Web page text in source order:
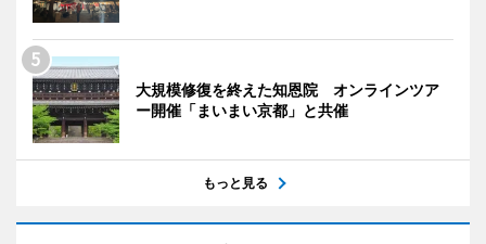
大規模修復を終えた知恩院 オンラインツア
ー開催「まいまい京都」と共催
もっと見る